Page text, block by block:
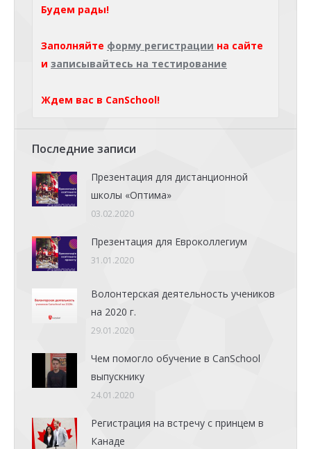
Будем рады!
Заполняйте форму регистрации на сайте
и записывайтесь на тестирование
Ждем вас в CanSchool!
Последние записи
Презентация для дистанционной
школы «Оптима»
03.02.2020
Презентация для Евроколлегиум
31.01.2020
Волонтерская деятельность учеников
на 2020 г.
29.01.2020
Чем помогло обучение в CanSchool
выпускнику
24.01.2020
Регистрация на встречу с принцем в
Канаде